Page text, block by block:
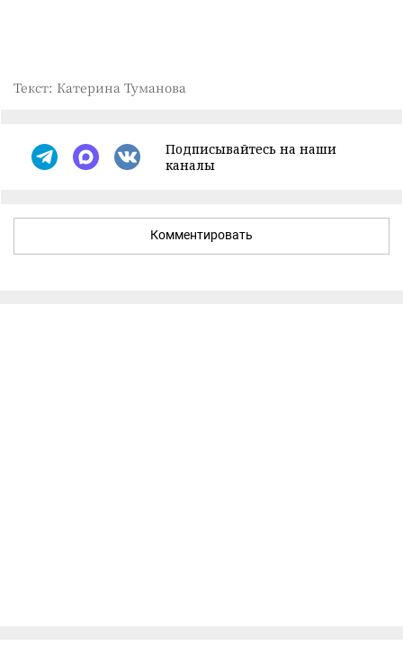
Текст: Катерина Туманова
Подписывайтесь на наши
каналы
Комментировать